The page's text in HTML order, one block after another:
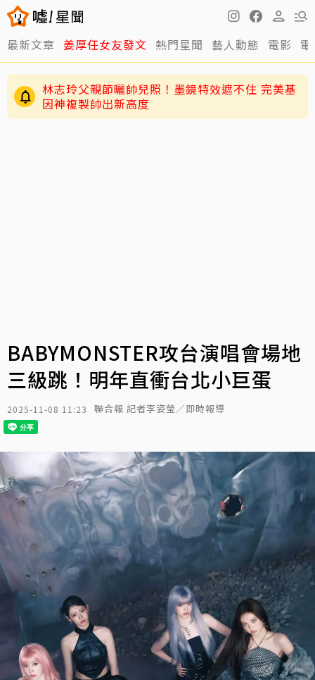
最新文章 姜厚任女友發文 熱門星聞 藝人動態 電影
林志玲父親節曬帥兒照！墨鏡特效遮不住 完美基
因神複製帥出新高度
BABYMONSTER攻台演唱會場地
三級跳！明年直衝台北小巨蛋
2025-11-08 11:23 聯合報 記者李姿瑩／即時報導